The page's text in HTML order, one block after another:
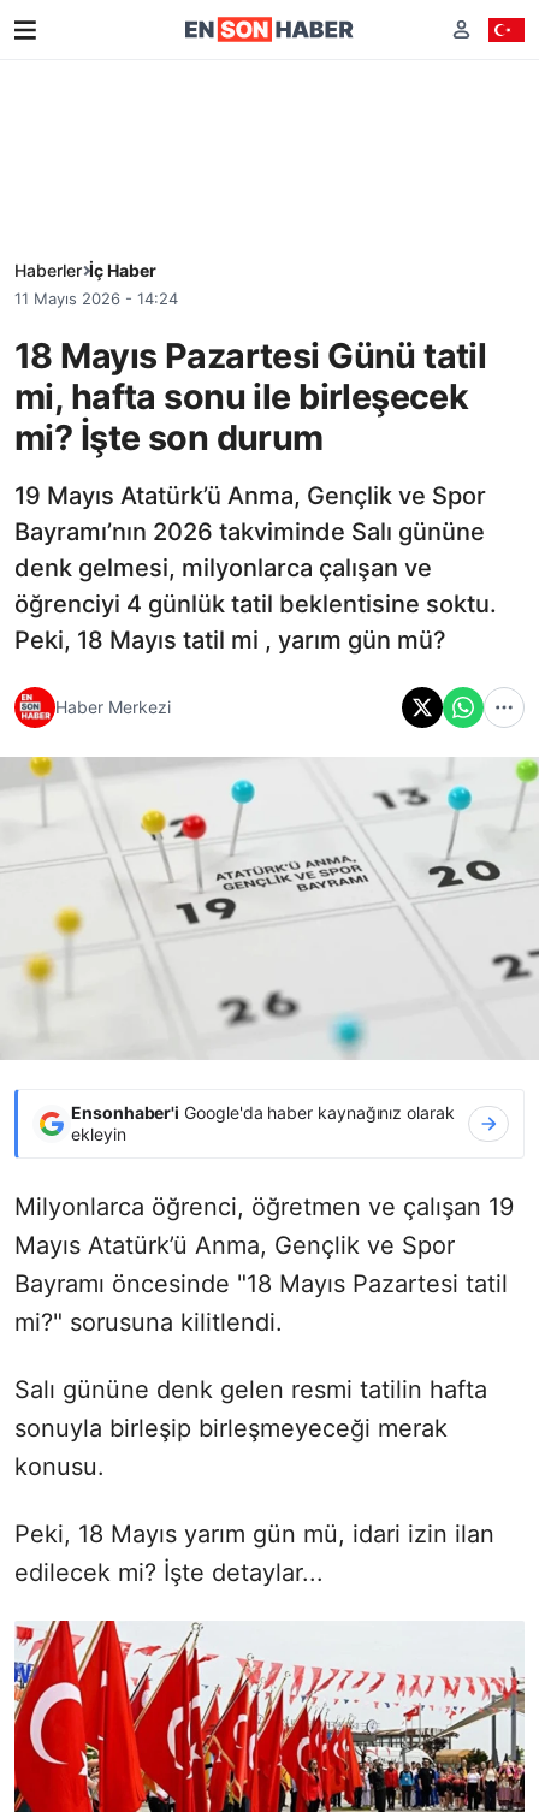
Haberler İç Haber
11 Mayıs 2026 - 14:24
18 Mayıs Pazartesi Günü tatil
mi, hafta sonu ile birleşecek
mi? İşte son durum
19 Mayıs Atatürk’ü Anma, Gençlik ve Spor
Bayramı’nın 2026 takviminde Salı gününe
denk gelmesi, milyonlarca çalışan ve
öğrenciyi 4 günlük tatil beklentisine soktu.
Peki, 18 Mayıs tatil mi , yarım gün mü?
Haber Merkezi
Ensonhaber'i Google'da haber kaynağınız olarak
ekleyin
Milyonlarca öğrenci, öğretmen ve çalışan 19
Mayıs Atatürk’ü Anma, Gençlik ve Spor
Bayramı öncesinde "18 Mayıs Pazartesi tatil
mi?" sorusuna kilitlendi.
Salı gününe denk gelen resmi tatilin hafta
sonuyla birleşip birleşmeyeceği merak
konusu.
Peki, 18 Mayıs yarım gün mü, idari izin ilan
edilecek mi? İşte detaylar...